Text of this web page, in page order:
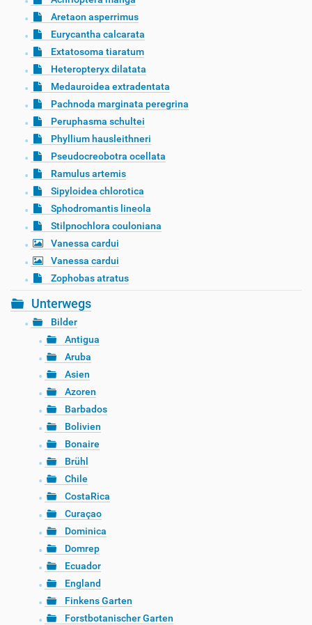
Aretaon asperrimus
Eurycantha calcarata
Extatosoma tiaratum
Heteropteryx dilatata
Medauroidea extradentata
Pachnoda marginata peregrina
Peruphasma schultei
Phyllium hausleithneri
Pseudocreobotra ocellata
Ramulus artemis
Sipyloidea chlorotica
Sphodromantis lineola
Stilpnochlora couloniana
Vanessa cardui
Vanessa cardui
Zophobas atratus
Unterwegs
Bilder
Antigua
Aruba
Asien
Azoren
Barbados
Bolivien
Bonaire
Brühl
Chile
CostaRica
Curaçao
Dominica
Domrep
Ecuador
England
Finkens Garten
Forstbotanischer Garten